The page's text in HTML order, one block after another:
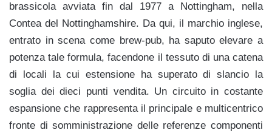
brassicola avviata fin dal 1977 a Nottingham, nella
Contea del Nottinghamshire. Da qui, il marchio inglese,
entrato in scena come brew-pub, ha saputo elevare a
potenza tale formula, facendone il tessuto di una catena
di locali la cui estensione ha superato di slancio la
soglia dei dieci punti vendita. Un circuito in costante
espansione che rappresenta il principale e multicentrico
fronte di somministrazione delle referenze componenti